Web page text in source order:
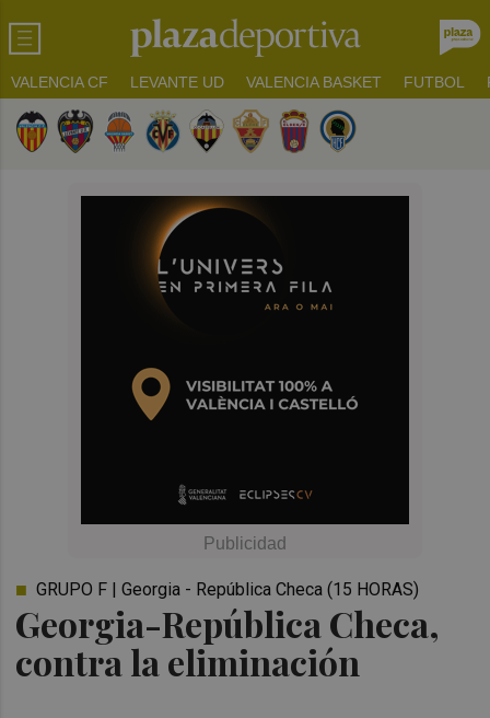
VALENCIA CF LEVANTE UD VALENCIA BASKET FUTBOL
Georgia-República Checa,
contra la eliminación
GRUPO F | Georgia - República Checa (15 HORAS)